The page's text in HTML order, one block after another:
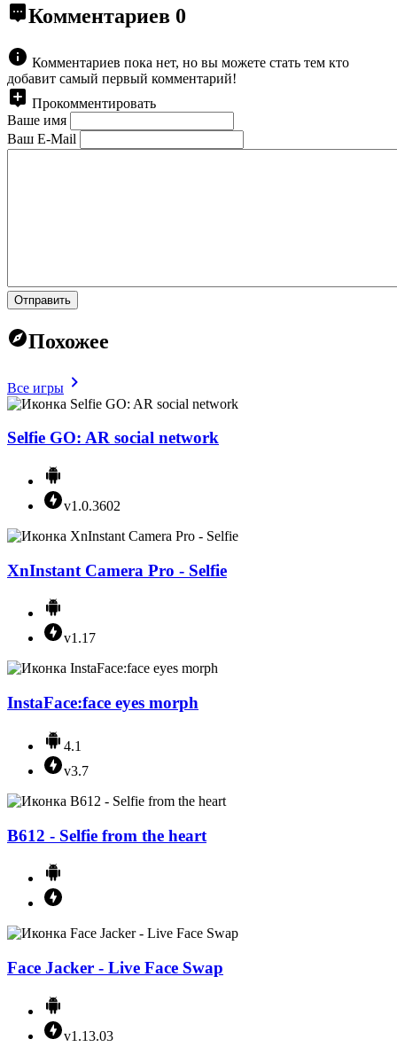
Комментариев 0
Комментариев пока нет, но вы можете стать тем кто
добавит самый первый комментарий!
Прокомментировать
Ваше имя
Ваш E-Mail
Отправить
Похожее
Все игры
Selfie GO: AR social network
v1.0.3602
XnInstant Camera Pro - Selfie
v1.17
InstaFace:face eyes morph
4.1
v3.7
B612 - Selfie from the heart
Face Jacker - Live Face Swap
v1.13.03